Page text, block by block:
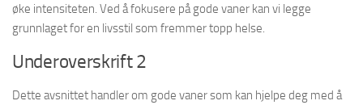
øke intensiteten. Ved å fokusere på gode vaner kan vi legge
grunnlaget for en livsstil som fremmer topp helse.
Underoverskrift 2
Dette avsnittet handler om gode vaner som kan hjelpe deg med å